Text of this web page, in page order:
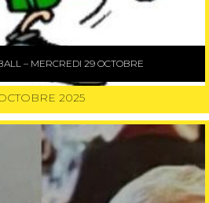
– MERCREDI 29 OCTOBRE
2025